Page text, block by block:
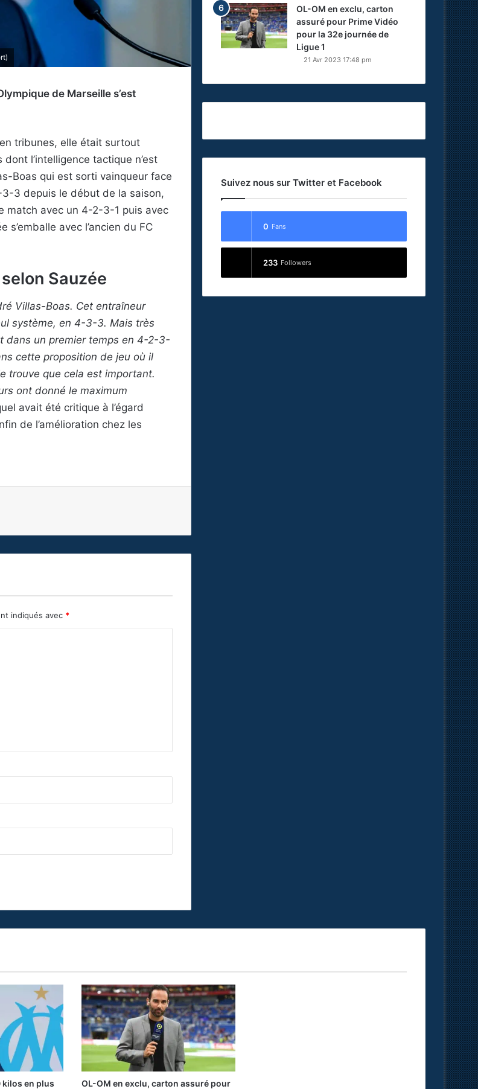
de Marseille s’est
tribunes, elle était surtout
l’intelligence tactique n’est
Boas qui est sorti vainqueur face
3-3 depuis le début de la saison,
match avec un 4-2-3-1 puis avec
s’emballe avec l’ancien du FC
Sauzée
Villas-Boas. Cet entraîneur
système, en 4-3-3. Mais très
dans un premier temps en 4-2-3-
cette proposition de jeu où il
trouve que cela est important.
ont donné le maximum
avait été critique à l’égard
de l’amélioration chez les
indiqués avec *
OL-OM en exclu, carton
assuré pour Prime Vidéo
pour la 32e journée de
Ligue 1
21 Avr 2023 17:48 pm
Suivez nous sur Twitter et Facebook
0 Fans
233 Followers
kilos en plus OL-OM en exclu, carton assuré pour